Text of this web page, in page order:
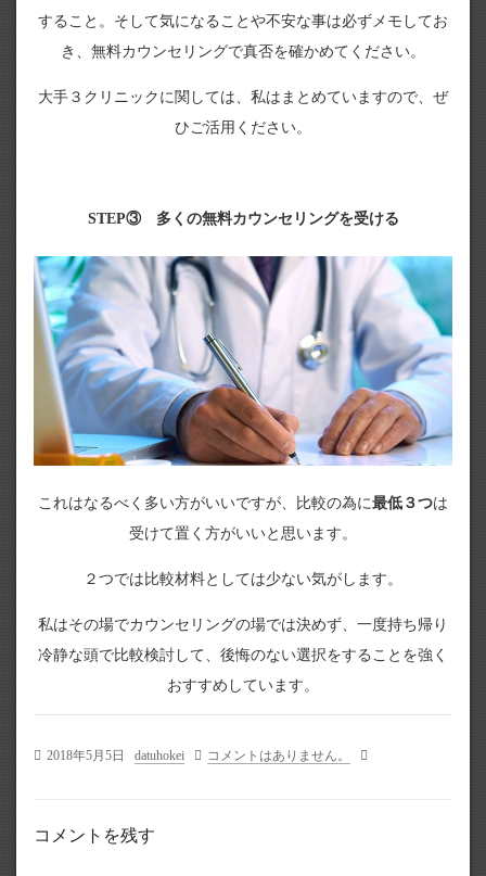
すること。そして気になることや不安な事は必ずメモしてお
き、無料カウンセリングで真否を確かめてください。
大手３クリニックに関しては、私はまとめていますので、ぜ
ひご活用ください。
STEP③ 多くの無料カウンセリングを受ける
これはなるべく多い方がいいですが、比較の為に最低３つは
受けて置く方がいいと思います。
２つでは比較材料としては少ない気がします。
私はその場でカウンセリングの場では決めず、一度持ち帰り
冷静な頭で比較検討して、後悔のない選択をすることを強く
おすすめしています。
2018年5月5日 datuhokei コメントはありません。
コメントを残す